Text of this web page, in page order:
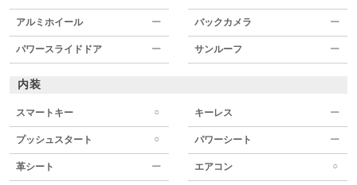
アルミホイール ー バックカメラ ー
パワースライドドア ー サンルーフ ー
内装
スマートキー ○ キーレス ー
プッシュスタート ○ パワーシート ー
革シート ー エアコン ○